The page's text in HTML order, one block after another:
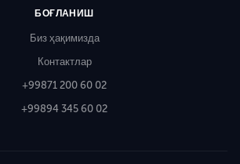
БОҒЛАНИШ
Биз ҳақимизда
Контактлар
+99871 200 60 02
+99894 345 60 02